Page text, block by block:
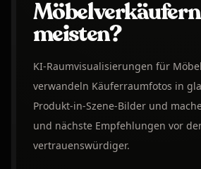
meisten?
KI-Raumvisualisierungen für
verwandeln Käuferraumfotos in
Produkt-in-Szene-Bilder und
und nächste Empfehlungen vor
vertrauenswürdiger.